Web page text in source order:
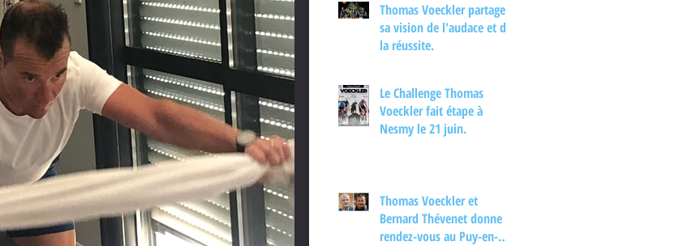
Thomas Voeckler partage
sa vision de l'audace et de
la réussite.
Le Challenge Thomas
Voeckler fait étape à
Nesmy le 21 juin.
Thomas Voeckler et
Bernard Thévenet donne
rendez-vous au Puy-en-